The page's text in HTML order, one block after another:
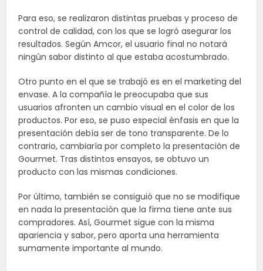
Para eso, se realizaron distintas pruebas y proceso de
control de calidad, con los que se logró asegurar los
resultados. Según Amcor, el usuario final no notará
ningún sabor distinto al que estaba acostumbrado.
Otro punto en el que se trabajó es en el marketing del
envase. A la compañía le preocupaba que sus
usuarios afronten un cambio visual en el color de los
productos. Por eso, se puso especial énfasis en que la
presentación debía ser de tono transparente. De lo
contrario, cambiaría por completo la presentación de
Gourmet. Tras distintos ensayos, se obtuvo un
producto con las mismas condiciones.
Por último, también se consiguió que no se modifique
en nada la presentación que la firma tiene ante sus
compradores. Así, Gourmet sigue con la misma
apariencia y sabor, pero aporta una herramienta
sumamente importante al mundo.